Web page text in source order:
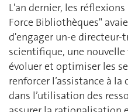
L'an dernier, les
Force Bibliothèques"
d'engager un-e
scientifique, une
évoluer et optimiser les
renforcer l’assistance à
dans l’utilisation des